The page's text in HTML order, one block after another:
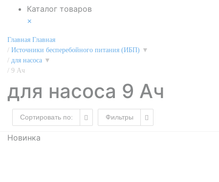
Каталог товаров
×
Главная Главная
/ Источники бесперебойного питания (ИБП) ▼
/ для насоса ▼
/ 9 Ач
для насоса 9 Ач
Сортировать по: Фильтры
Новинка